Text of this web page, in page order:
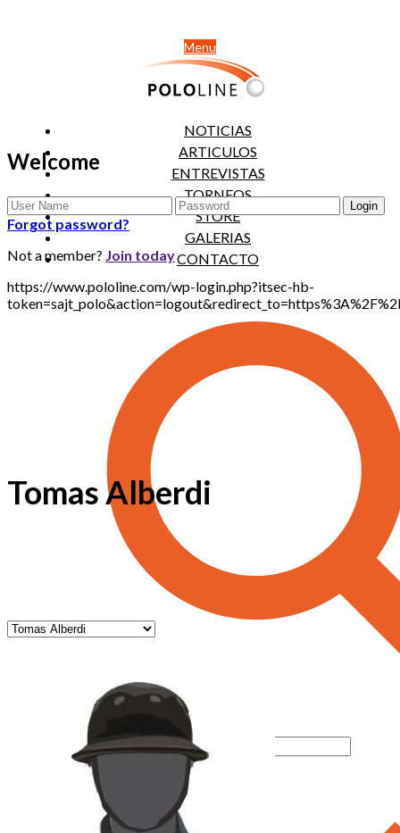
Menu
NOTICIAS
ARTICULOS
ENTREVISTAS
TORNEOS
STORE
GALERIAS
CONTACTO
Welcome
Forgot password?
Not a member? Join today
https://www.pololine.com/wp-login.php?itsec-hb-
Tomas Alberdi